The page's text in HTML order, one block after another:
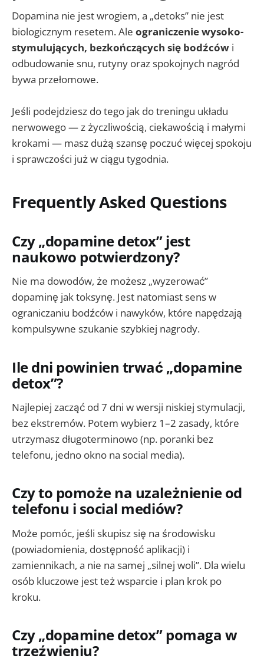
Dopamina nie jest wrogiem, a „detoks” nie jest
biologicznym resetem. Ale ograniczenie wysoko-
stymulujących, bezkończących się bodźców i
odbudowanie snu, rutyny oraz spokojnych nagród
bywa przełomowe.
Jeśli podejdziesz do tego jak do treningu układu
nerwowego — z życzliwością, ciekawością i małymi
krokami — masz dużą szansę poczuć więcej spokoju
i sprawczości już w ciągu tygodnia.
Frequently Asked Questions
Czy „dopamine detox” jest
naukowo potwierdzony?
Nie ma dowodów, że możesz „wyzerować”
dopaminę jak toksynę. Jest natomiast sens w
ograniczaniu bodźców i nawyków, które napędzają
kompulsywne szukanie szybkiej nagrody.
Ile dni powinien trwać „dopamine
detox”?
Najlepiej zacząć od 7 dni w wersji niskiej stymulacji,
bez ekstremów. Potem wybierz 1–2 zasady, które
utrzymasz długoterminowo (np. poranki bez
telefonu, jedno okno na social media).
Czy to pomoże na uzależnienie od
telefonu i social mediów?
Może pomóc, jeśli skupisz się na środowisku
(powiadomienia, dostępność aplikacji) i
zamiennikach, a nie na samej „silnej woli”. Dla wielu
osób kluczowe jest też wsparcie i plan krok po
kroku.
Czy „dopamine detox” pomaga w
trzeźwieniu?